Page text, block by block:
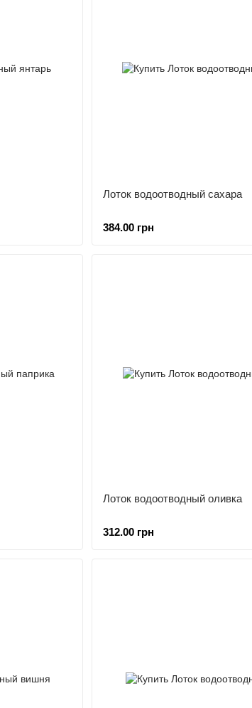
Лоток водоотводный сахара
384.00 грн
Лоток водоотводный оливка
312.00 грн